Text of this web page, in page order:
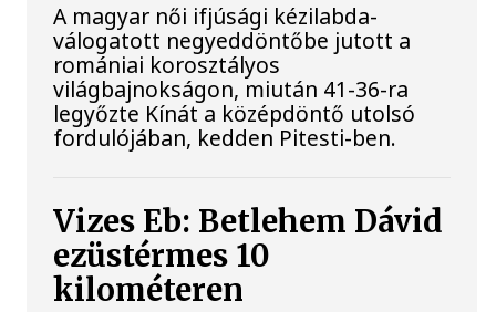
A magyar női ifjúsági kézilabda-
válogatott negyeddöntőbe jutott a
romániai korosztályos
világbajnokságon, miután 41-36-ra
legyőzte Kínát a középdöntő utolsó
fordulójában, kedden Pitesti-ben.
Vizes Eb: Betlehem Dávid
ezüstérmes 10
kilométeren